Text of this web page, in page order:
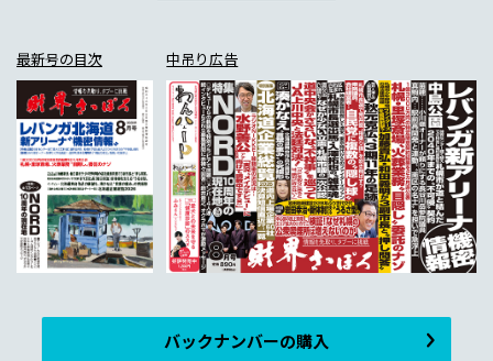
最新号の目次 中吊り広告
バックナンバーの購入